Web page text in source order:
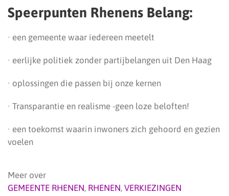
Speerpunten Rhenens Belang:
· een gemeente waar iedereen meetelt
· eerlijke politiek zonder partijbelangen uit Den Haag
· oplossingen die passen bij onze kernen
· Transparantie en realisme -geen loze beloften!
· een toekomst waarin inwoners zich gehoord en gezien
voelen
Meer over
GEMEENTE RHENEN, RHENEN, VERKIEZINGEN